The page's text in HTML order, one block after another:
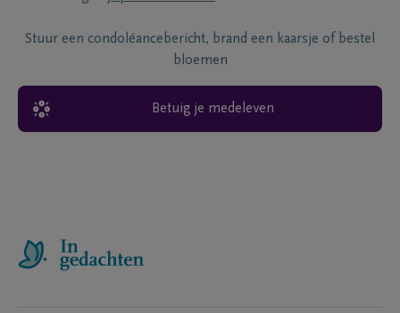
Stuur een condoléancebericht, brand een kaarsje of bestel
bloemen
Betuig je medeleven